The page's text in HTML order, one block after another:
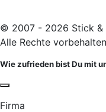
© 2007 - 2026 Stick &
Alle Rechte
Wie zufrieden bist Du mit
Firma